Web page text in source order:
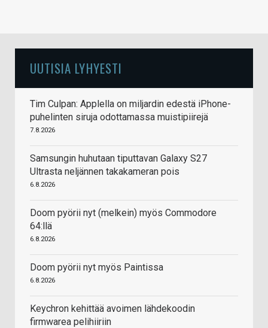
UUTISIA LYHYESTI
Tim Culpan: Applella on miljardin edestä iPhone-
puhelinten siruja odottamassa muistipiirejä
7.8.2026
Samsungin huhutaan tiputtavan Galaxy S27
Ultrasta neljännen takakameran pois
6.8.2026
Doom pyörii nyt (melkein) myös Commodore
64:llä
6.8.2026
Doom pyörii nyt myös Paintissa
6.8.2026
Keychron kehittää avoimen lähdekoodin
firmwarea pelihiiriin